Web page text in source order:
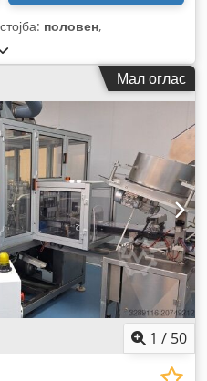
половен,
Мал оглас
1 / 50